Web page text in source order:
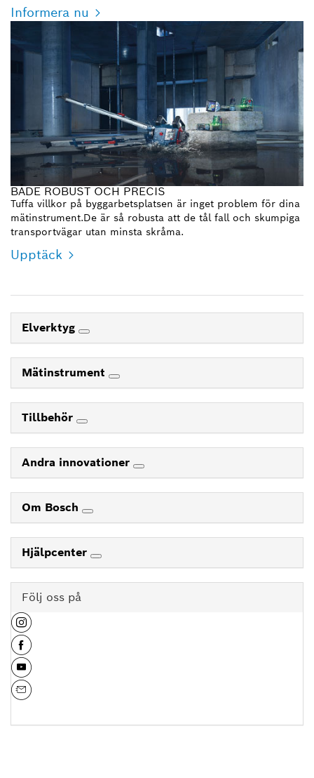
Informera nu
BÅDE ROBUST OCH PRECIS
Tuffa villkor på byggarbetsplatsen är inget problem för dina
mätinstrument.De är så robusta att de tål fall och skumpiga
transportvägar utan minsta skråma.
Upptäck
Elverktyg
Mätinstrument
Tillbehör
Andra innovationer
Om Bosch
Hjälpcenter
Följ oss på